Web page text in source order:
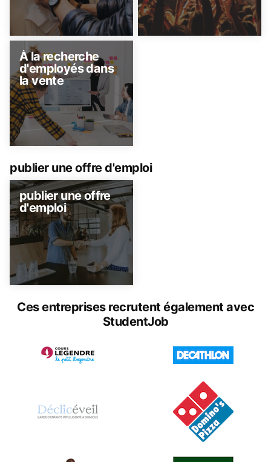
À la recherche
d'employés dans
la vente
publier une offre d'emploi
publier une offre
d'emploi
Ces entreprises recrutent également avec
StudentJob